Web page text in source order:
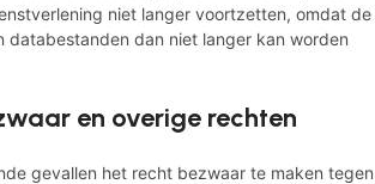
niet langer voortzetten, omdat de
databestanden dan niet langer kan worden
en overige rechten
gevallen het recht bezwaar te maken tegen